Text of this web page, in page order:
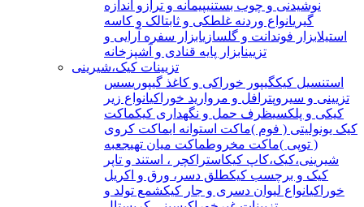
نوشیدنی و چوب بستنیپیمانه و ترازو اندازه
گیریانواع وردنه غلطکی و ثابتالک و کاسه
استیلابزار فوندانت و گلسازیابزار سفره آرایی و
تزیینابزار پایه قنادی و آشپزخانه
تزیینات کیک،شیرینی
استنسیل کیکگیپور خوراکی و کاغذ گیپوریسس
تزیینی و سیروپترافل و مروارید خوراکیانواع زیر
کیکی و پلکسیظرف حمل و نگهداری کیکماکت
کیک یونولیتی ( فوم )ماکت استوانه ایماکت کروی
( توپی )ماکت مخروطماکت میان تهیجعبه
شیرینی،کیک،کاپ کیکاستراکچر ، استند و تاپر
کیک و برچسب کیکطلق دسر، ورق و اکریل
خوراکیانواع لیوان دسری و جار کیکشمع تولد و